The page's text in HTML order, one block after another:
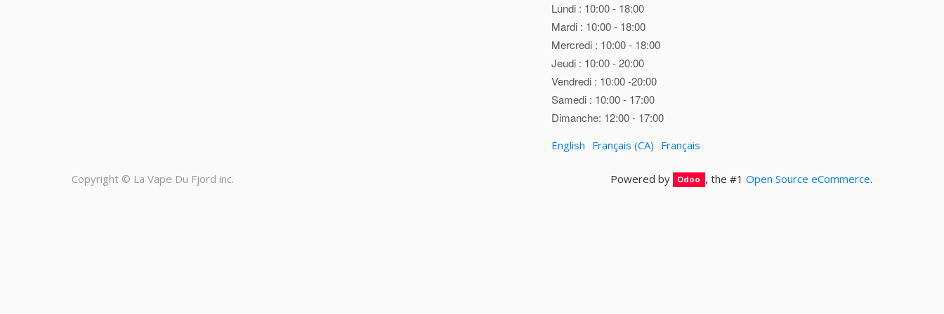
Lundi : 10:00 - 18:00
Mardi : 10:00 - 18:00
Mercredi : 10:00 - 18:00
Jeudi : 10:00 - 20:00
Vendredi : 10:00 -20:00
Samedi : 10:00 - 17:00
Dimanche: 12:00 - 17:00
English Français (CA) Français
Powered by Odoo , the #1 Open Source eCommerce.
Copyright © La Vape Du Fjord inc.